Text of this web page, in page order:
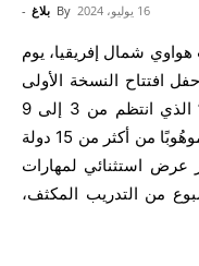
By بلاغ - 16 يوليو، 2024
شمال إفريقيا، يوم
افتتاح النسخة الأولى
الإقليميّة من برنامجها “بذور المستقبل” الذي انتظم من 3 إلى 9
جويلية , جمع الحدث أكثر من 160 شابًا موهُوبًا من أكثر من 15 دولة
عرض استثنائي لمهارات
من التدريب المكثف،